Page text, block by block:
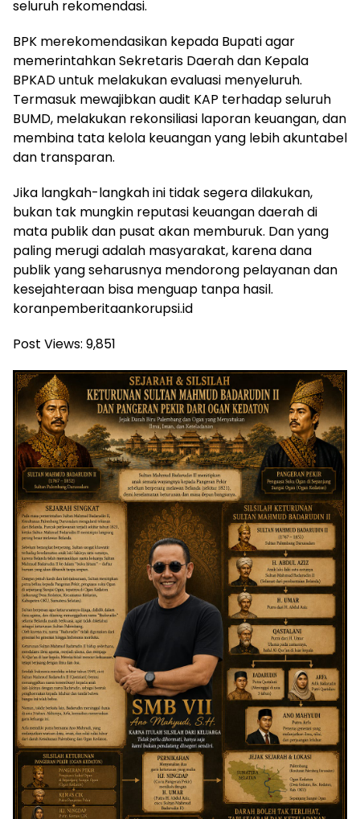
seluruh rekomendasi.
BPK merekomendasikan kepada Bupati agar
memerintahkan Sekretaris Daerah dan Kepala
BPKAD untuk melakukan evaluasi menyeluruh.
Termasuk mewajibkan audit KAP terhadap seluruh
BUMD, melakukan rekonsiliasi laporan keuangan, dan
membina tata kelola keuangan yang lebih akuntabel
dan transparan.
Jika langkah-langkah ini tidak segera dilakukan,
bukan tak mungkin reputasi keuangan daerah di
mata publik dan pusat akan memburuk. Dan yang
paling merugi adalah masyarakat, karena dana
publik yang seharusnya mendorong pelayanan dan
kesejahteraan bisa menguap tanpa hasil.
koranpemberitaankorupsi.id
Post Views: 9,851